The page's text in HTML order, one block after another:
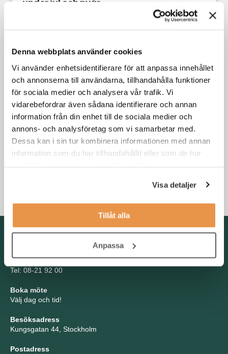
Denna webbplats använder cookies
Vi använder enhetsidentifierare för att anpassa innehållet
och annonserna till användarna, tillhandahålla funktioner
för sociala medier och analysera vår trafik. Vi
vidarebefordrar även sådana identifierare och annan
information från din enhet till de sociala medier och
annons- och analysföretag som vi samarbetar med.
Dessa kan i sin tur kombinera informationen med annan
information som du har tillhandahållit eller som de har
Visa detaljer
Tillåt alla
Anpassa
under jul och nyår
3 skäl till att byta jobb i kristider
Kontakta oss
info@tng.se
Tel: 08-21 92 00
Boka möte
Välj dag och tid!
Besöksadress
Kungsgatan 44, Stockholm
Postadress